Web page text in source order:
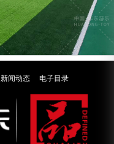
新闻动态 电子目录